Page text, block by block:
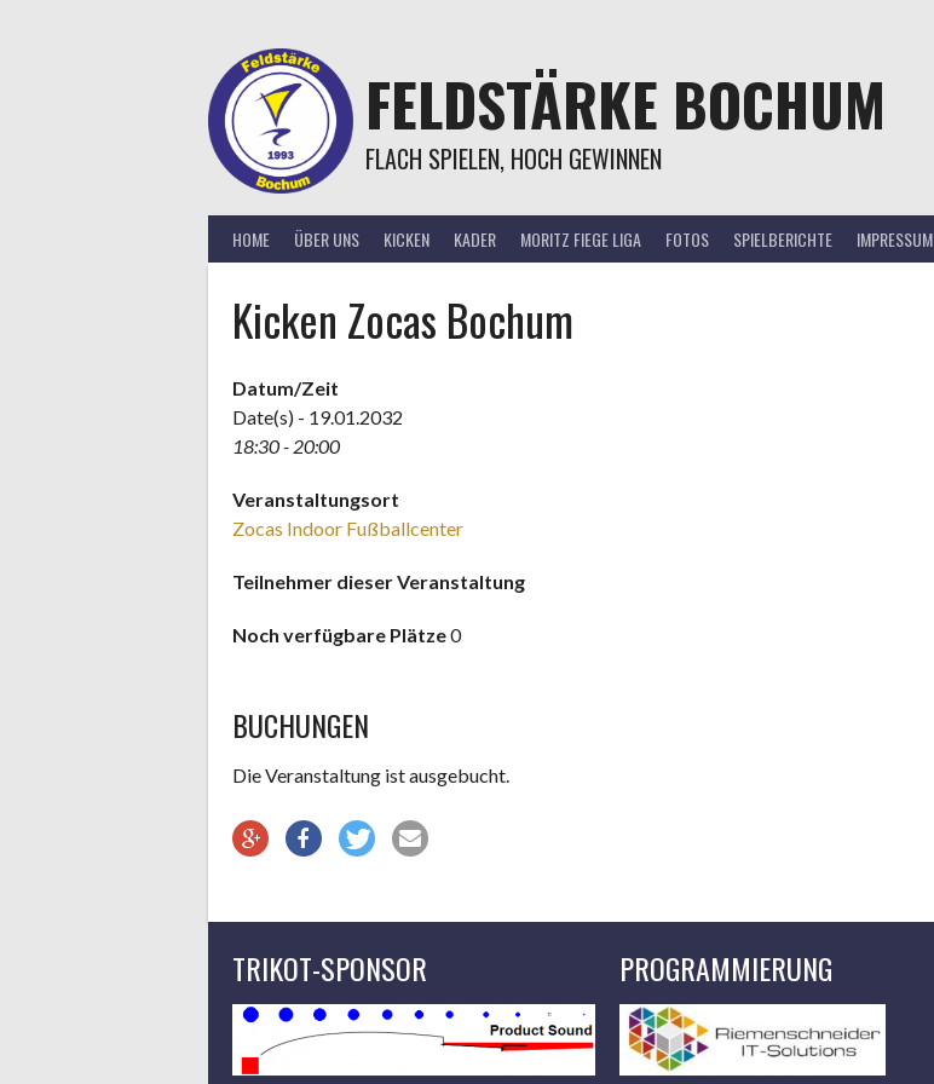
FELDSTÄRKE BOCHUM
FLACH SPIELEN, HOCH GEWINNEN
HOME ÜBER UNS KICKEN KADER MORITZ FIEGE LIGA FOTOS SPIELBERICHTE IMPRESSUM
Kicken Zocas Bochum
Datum/Zeit
Date(s) - 19.01.2032
18:30 - 20:00
Veranstaltungsort
Zocas Indoor Fußballcenter
Teilnehmer dieser Veranstaltung
Noch verfügbare Plätze0
BUCHUNGEN
Die Veranstaltung ist ausgebucht.
TRIKOT-SPONSOR PROGRAMMIERUNG